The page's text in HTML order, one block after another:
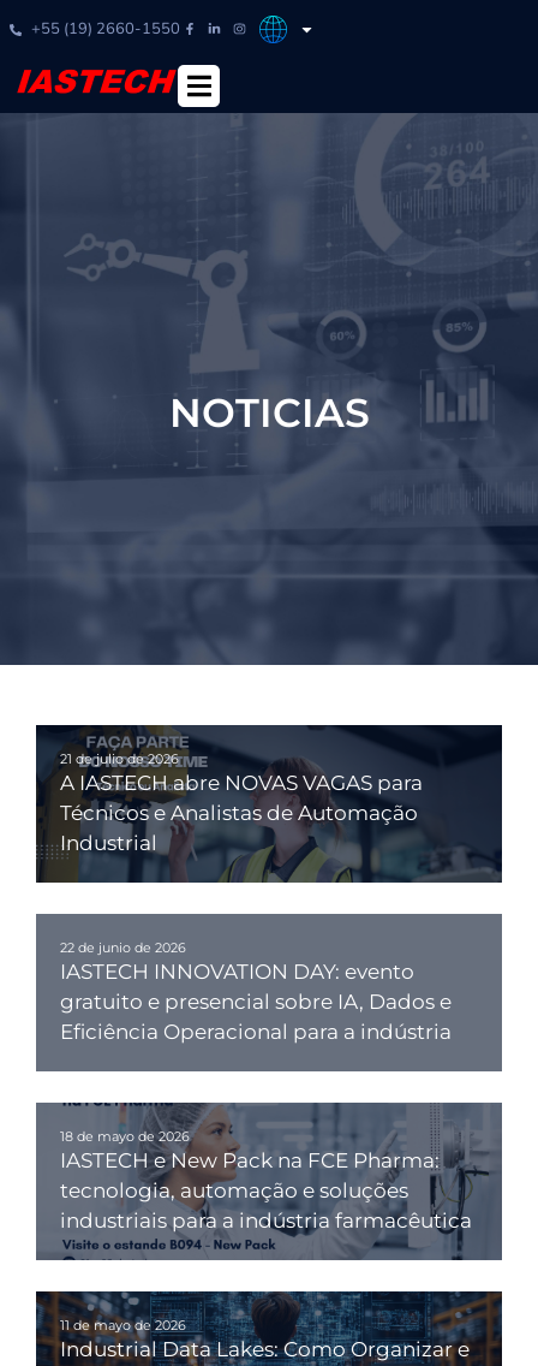
+55 (19) 2660-1550
NOTICIAS
21 de julio de 2026
A IASTECH abre NOVAS VAGAS para
Técnicos e Analistas de Automação
Industrial
22 de junio de 2026
IASTECH INNOVATION DAY: evento
gratuito e presencial sobre IA, Dados e
Eficiência Operacional para a indústria
18 de mayo de 2026
IASTECH e New Pack na FCE Pharma:
tecnologia, automação e soluções
industriais para a indústria farmacêutica
11 de mayo de 2026
Industrial Data Lakes: Como Organizar e